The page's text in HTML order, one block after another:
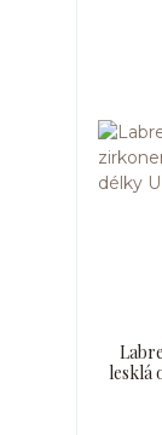
lesklá